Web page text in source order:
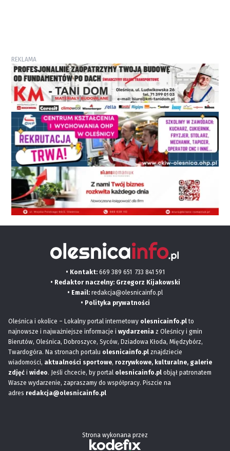
REKLAMA
• Kontakt: 669 389 651 733 841 591
• Redaktor naczelny: Grzegorz Kijakowski
• Email: redakcja@olesnicainfo.pl
• Polityka prywatności
Oleśnica i okolice – Lokalny portal internetowy olesnicainfo.plto
najnowsze i najważniejsze informacje i wydarzenia z Oleśnicy i gmin
Bierutów, Oleśnica, Dobroszyce, Syców, Dziadowa Kłoda, Międzybórz,
Twardogóra. Na stronach portalu olesnicainfo.pl znajdziecie
wiadomości, aktualności sportowe, rozrywkowe, kulturalne, galerie
zdjęć i wideo. Jeśli chcecie, by portal olesnicainfo.pl objął patronatem
Wasze wydarzenie, zapraszamy do współpracy. Piszcie na
adres redakcja@olesnicainfo.pl
Strona wykonana przez